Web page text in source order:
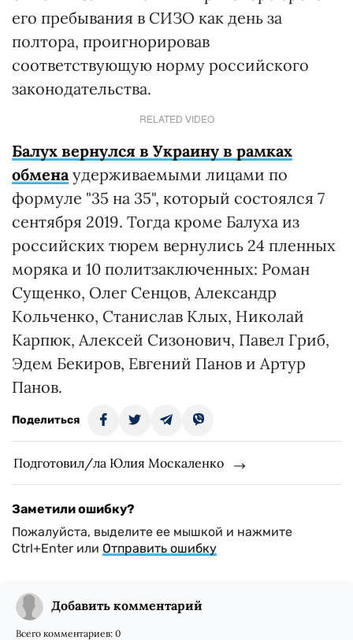
его пребывания в СИЗО как день за
полтора, проигнорировав
соответствующую норму российского
законодательства.
RELATED VIDEO
Балух вернулся в Украину в рамках
обмена удерживаемыми лицами по
формуле "35 на 35", который состоялся 7
сентября 2019. Тогда кроме Балуха из
российских тюрем вернулись 24 пленных
моряка и 10 политзаключенных: Роман
Сущенко, Олег Сенцов, Александр
Кольченко, Станислав Клых, Николай
Карпюк, Алексей Сизонович, Павел Гриб,
Эдем Бекиров, Евгений Панов и Артур
Панов.
Поделиться
Подготовил/ла Юлия Москаленко
Заметили ошибку?
Пожалуйста, выделите ее мышкой и нажмите
Ctrl+Enter или Отправить ошибку
Добавить комментарий
Всего комментариев: 0